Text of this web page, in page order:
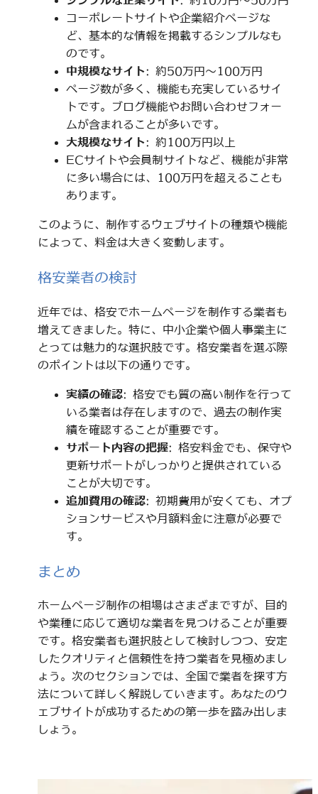
コーポレートサイトや企業紹介ページな
ど、基本的な情報を掲載するシンプルなも
のです。
中規模なサイト: 約50万円～100万円
ページ数が多く、機能も充実しているサイ
トです。ブログ機能やお問い合わせフォー
ムが含まれることが多いです。
大規模なサイト: 約100万円以上
ECサイトや会員制サイトなど、機能が非常
に多い場合には、100万円を超えることも
あります。
このように、制作するウェブサイトの種類や機能
によって、料金は大きく変動します。
格安業者の検討
近年では、格安でホームページを制作する業者も
増えてきました。特に、中小企業や個人事業主に
とっては魅力的な選択肢です。格安業者を選ぶ際
のポイントは以下の通りです。
実績の確認: 格安でも質の高い制作を行って
いる業者は存在しますので、過去の制作実
績を確認することが重要です。
サポート内容の把握: 格安料金でも、保守や
更新サポートがしっかりと提供されている
ことが大切です。
追加費用の確認: 初期費用が安くても、オプ
ションサービスや月額料金に注意が必要で
す。
まとめ
ホームページ制作の相場はさまざまですが、目的
や業種に応じて適切な業者を見つけることが重要
です。格安業者も選択肢として検討しつつ、安定
したクオリティと信頼性を持つ業者を見極めまし
ょう。次のセクションでは、全国で業者を探す方
法について詳しく解説していきます。あなたのウ
ェブサイトが成功するための第一歩を踏み出しま
しょう。